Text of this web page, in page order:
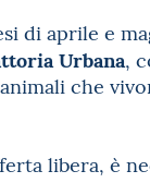
di aprile e
Urbana,
che
libera, è